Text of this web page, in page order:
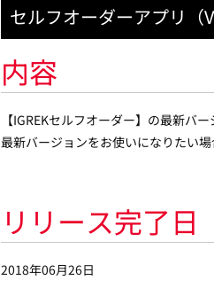
セルフオーダーアプリ
内容
【IGREKセルフオーダー】の最新バ
最新バージョンをお使いになりたい
リリース完了日
2018年06月26日